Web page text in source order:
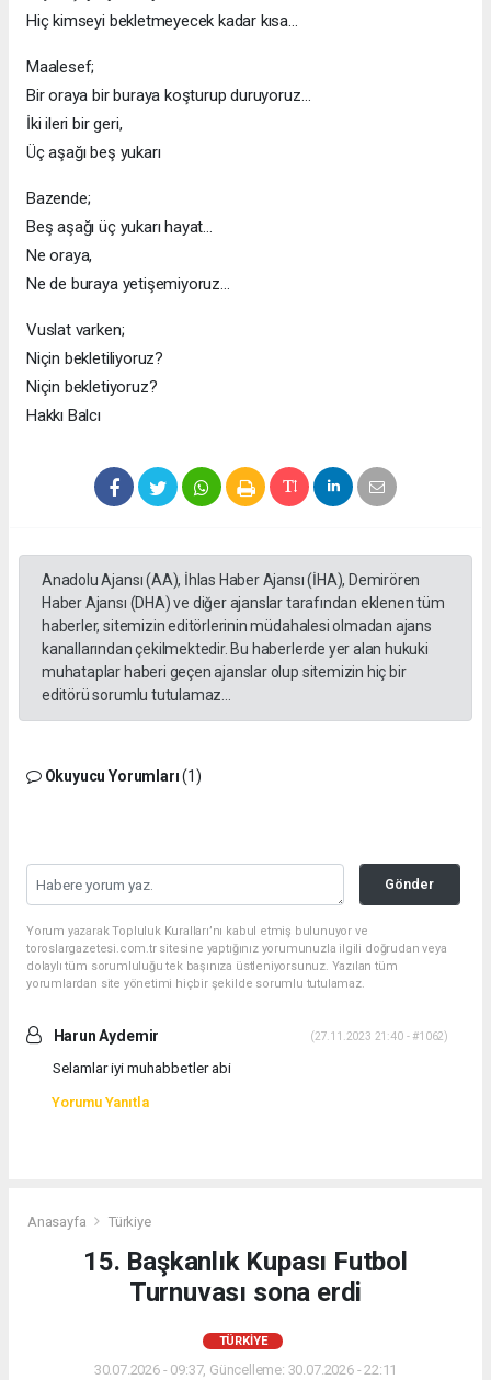
Hiç kimseyi bekletmeyecek kadar kısa…
Maalesef;
Bir oraya bir buraya koşturup duruyoruz…
İki ileri bir geri,
Üç aşağı beş yukarı
Bazende;
Beş aşağı üç yukarı hayat…
Ne oraya,
Ne de buraya yetişemiyoruz…
Vuslat varken;
Niçin bekletiliyoruz?
Niçin bekletiyoruz?
Hakkı Balcı
Anadolu Ajansı (AA), İhlas Haber Ajansı (İHA), Demirören
Haber Ajansı (DHA) ve diğer ajanslar tarafından eklenen tüm
haberler, sitemizin editörlerinin müdahalesi olmadan ajans
kanallarından çekilmektedir. Bu haberlerde yer alan hukuki
muhataplar haberi geçen ajanslar olup sitemizin hiç bir
editörü sorumlu tutulamaz...
Okuyucu Yorumları(1)
Gönder
Yorum yazarak Topluluk Kuralları’nı kabul etmiş bulunuyor ve
toroslargazetesi.com.tr sitesine yaptığınız yorumunuzla ilgili doğrudan veya
dolaylı tüm sorumluluğu tek başınıza üstleniyorsunuz. Yazılan tüm
yorumlardan site yönetimi hiçbir şekilde sorumlu tutulamaz.
Harun Aydemir (27.11.2023 21:40 - #1062)
Selamlar iyi muhabbetler abi
Yorumu Yanıtla
Anasayfa Türkiye
15. Başkanlık Kupası Futbol
Turnuvası sona erdi
TÜRKIYE
30.07.2026 - 09:37, Güncelleme: 30.07.2026 - 22:11